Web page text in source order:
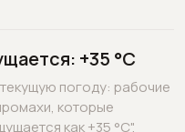
+35 °C
погоду: рабочие
которые
как +35 °C".